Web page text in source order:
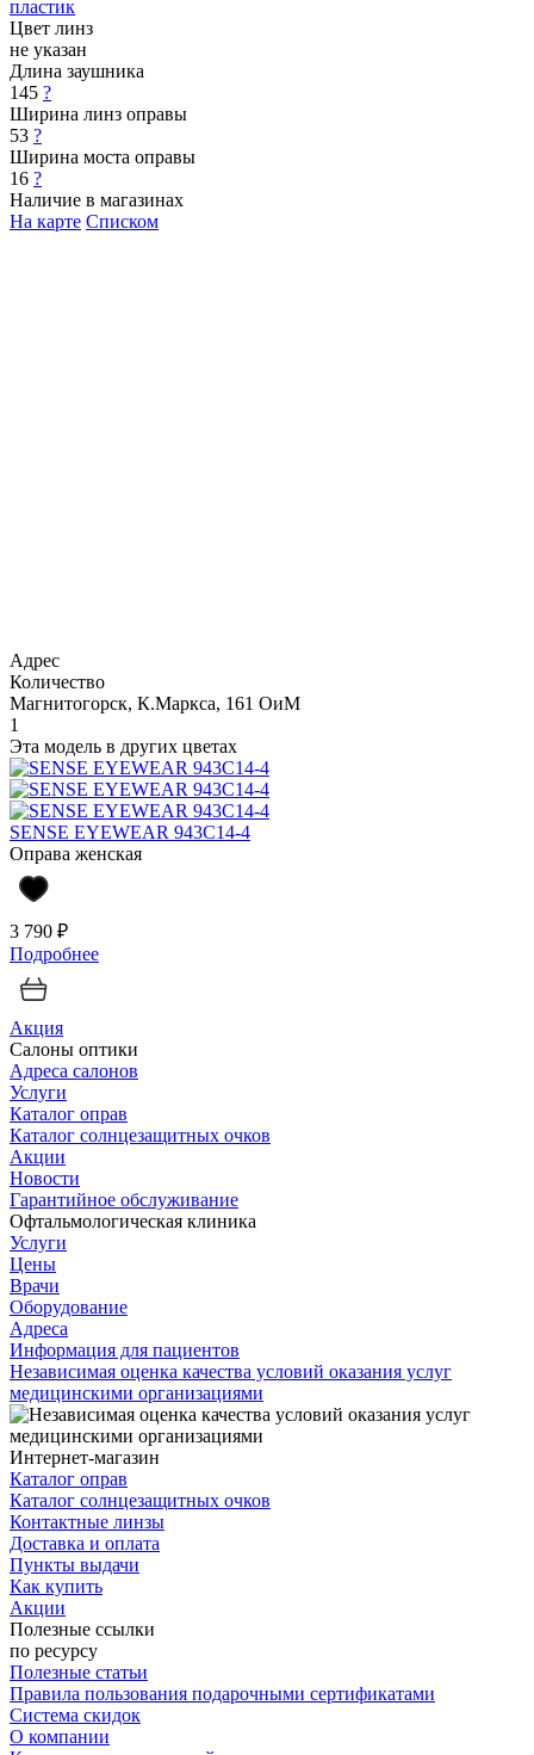
пластик
Цвет линз
не указан
Длина заушника
145 ?
Ширина линз оправы
53 ?
Ширина моста оправы
16 ?
Наличие в магазинах
На карте Списком
Адрес
Количество
Магнитогорск, К.Маркса, 161 ОиМ
1
Эта модель в других цветах
SENSE EYEWEAR 943C14-4
Оправа женская
3 790 ₽
Подробнее
Акция
Салоны оптики
Адреса салонов
Услуги
Каталог оправ
Каталог солнцезащитных очков
Акции
Новости
Гарантийное обслуживание
Офтальмологическая клиника
Услуги
Цены
Врачи
Оборудование
Адреса
Информация для пациентов
Независимая оценка качества условий оказания услуг
медицинскими организациями
Интернет-магазин
Каталог оправ
Каталог солнцезащитных очков
Контактные линзы
Доставка и оплата
Пункты выдачи
Как купить
Акции
Полезные ссылки
по ресурсу
Полезные статьи
Правила пользования подарочными сертификатами
Система скидок
О компании